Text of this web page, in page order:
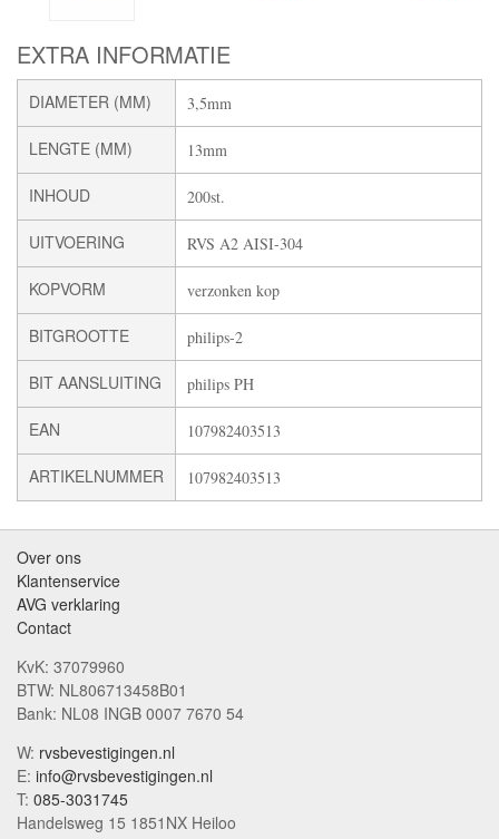
EXTRA INFORMATIE
DIAMETER (MM) 3,5mm
LENGTE (MM) 13mm
INHOUD 200st.
UITVOERING RVS A2 AISI-304
KOPVORM verzonken kop
BITGROOTTE philips-2
BIT AANSLUITING philips PH
EAN 107982403513
ARTIKELNUMMER 107982403513
Over ons
Klantenservice
AVG verklaring
Contact
KvK: 37079960
BTW: NL806713458B01
Bank: NL08 INGB 0007 7670 54
W: rvsbevestigingen.nl
E: info@rvsbevestigingen.nl
T: 085-3031745
Handelsweg 15 1851NX Heiloo